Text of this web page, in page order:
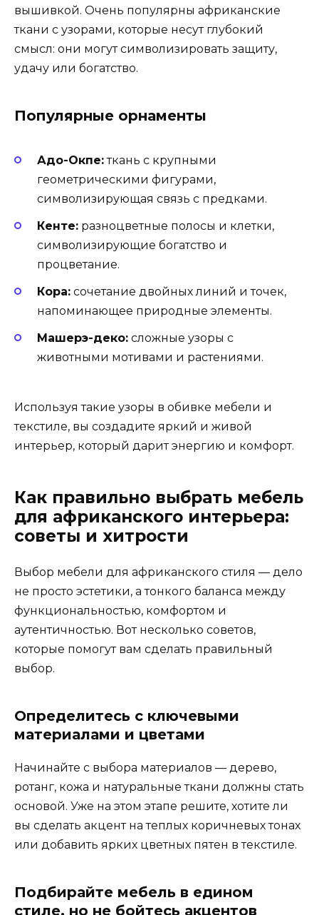
вышивкой. Очень популярны африканские
ткани с узорами, которые несут глубокий
смысл: они могут символизировать защиту,
удачу или богатство.
Популярные орнаменты
Адо-Окпе:ткань с крупными
геометрическими фигурами,
символизирующая связь с предками.
Кенте: разноцветные полосы и клетки,
символизирующие богатство и
процветание.
Кора: сочетание двойных линий и точек,
напоминающее природные элементы.
Машерэ-деко: сложные узоры с
животными мотивами и растениями.
Используя такие узоры в обивке мебели и
текстиле, вы создадите яркий и живой
интерьер, который дарит энергию и комфорт.
Как правильно выбрать мебель
для африканского интерьера:
советы и хитрости
Выбор мебели для африканского стиля — дело
не просто эстетики, а тонкого баланса между
функциональностью, комфортом и
аутентичностью. Вот несколько советов,
которые помогут вам сделать правильный
выбор.
Определитесь с ключевыми
материалами и цветами
Начинайте с выбора материалов — дерево,
ротанг, кожа и натуральные ткани должны стать
основой. Уже на этом этапе решите, хотите ли
вы сделать акцент на теплых коричневых тонах
или добавить ярких цветных пятен в текстиле.
Подбирайте мебель в едином
стиле, но не бойтесь акцентов